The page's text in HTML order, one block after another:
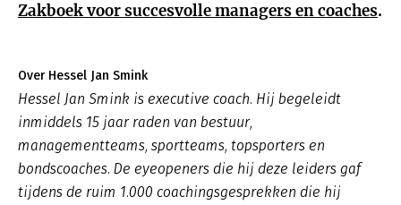
Zakboek voor succesvolle managers en coaches.
Over Hessel Jan Smink
Hessel Jan Smink is executive coach. Hij begeleidt
inmiddels 15 jaar raden van bestuur,
managementteams, sportteams, topsporters en
bondscoaches. De eyeopeners die hij deze leiders gaf
tijdens de ruim 1.000 coachingsgesprekken die hij